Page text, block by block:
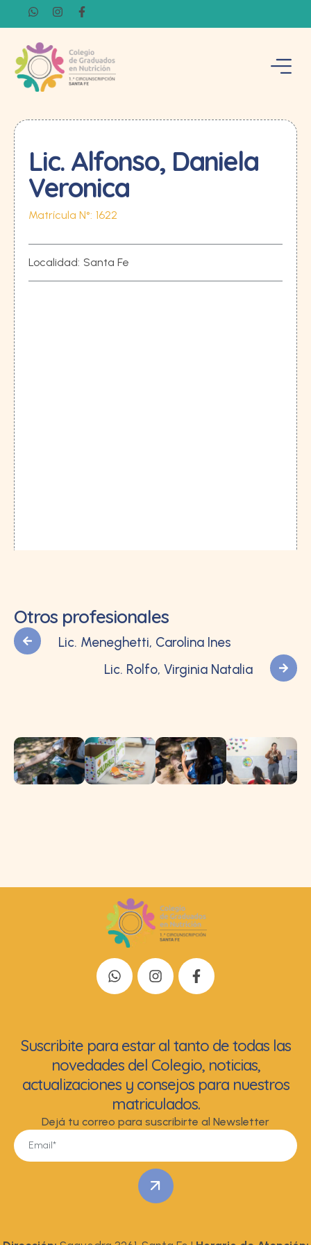
Lic. Alfonso, Daniela
Veronica
Matrícula N°: 1622
Localidad: Santa Fe
Otros profesionales
Lic. Meneghetti, Carolina Ines
Lic. Rolfo, Virginia Natalia
Suscribite para estar al tanto de todas las
novedades del Colegio, noticias,
actualizaciones y consejos para nuestros
matriculados.
Dejá tu correo para suscribirte al Newsletter